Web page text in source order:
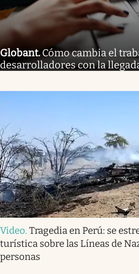
Globant. Cómo cambia el
desarrolladores con la
Video. Tragedia en Perú: se
turística sobre las Líneas de
personas